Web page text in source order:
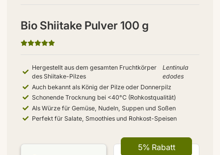
Bio Shiitake Pulver 100 g
Hergestellt aus dem gesamten Fruchtkörper
des Shiitake-Pilzes
Lentinula
edodes
Auch bekannt als König der Pilze oder Donnerpilz
Schonende Trocknung bei <40°C (Rohkostqualität)
Als Würze für Gemüse, Nudeln, Suppen und Soßen
Perfekt für Salate, Smoothies und Rohkost-Speisen
5% Rabatt